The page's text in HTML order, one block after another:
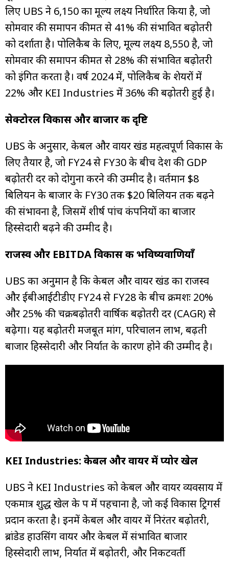
लिए UBS ने ₹6,150 का मूल्य लक्ष्य निर्धारित किया है, जो
सोमवार की समापन कीमत से 41% की संभावित बढ़ोतरी
को दर्शाता है। पोलिकैब के लिए, मूल्य लक्ष्य ₹8,550 है, जो
सोमवार की समापन कीमत से 28% की संभावित बढ़ोतरी
को इंगित करता है। वर्ष 2024 में, पोलिकैब के शेयरों में
22% और KEI Industries में 36% की बढ़ोतरी हुई है।
सेक्टोरलविकासऔरबाजारकीदृष्टि
UBS के अनुसार, केबल और वायर खंड महत्वपूर्ण विकास के
लिए तैयार है, जो FY24 से FY30 के बीच देश की GDP
बढ़ोतरी दर को दोगुना करने की उम्मीद है। वर्तमान $8
बिलियन के बाजार के FY30 तक $20 बिलियन तक बढ़ने
की संभावना है, जिसमें शीर्ष पांच कंपनियों का बाजार
हिस्सेदारी बढ़ने की उम्मीद है।
राजस्वऔर EBITDAविकासकीभविष्यवाणियाँ
UBS का अनुमान है कि केबल और वायर खंड का राजस्व
और ईबीआईटीडीए FY24 से FY28 के बीच क्रमशः 20%
और 25% की चक्रबढ़ोतरी वार्षिक बढ़ोतरी दर (CAGR) से
बढ़ेगा। यह बढ़ोतरी मजबूत मांग, परिचालन लाभ, बढ़ती
बाजार हिस्सेदारी और निर्यात के कारण होने की उम्मीद है।
KEI Industries: केबलऔरवायरमेंप्योरखेल
UBS ने KEI Industries को केबल और वायर व्यवसाय में
एकमात्र शुद्ध खेल के रूप में पहचाना है, जो कई विकास ट्रिगर्स
प्रदान करता है। इनमें केबल और वायर में निरंतर बढ़ोतरी,
ब्रांडेड हाउसिंग वायर और केबल में संभावित बाजार
हिस्सेदारी लाभ, निर्यात में बढ़ोतरी, और निकटवर्ती